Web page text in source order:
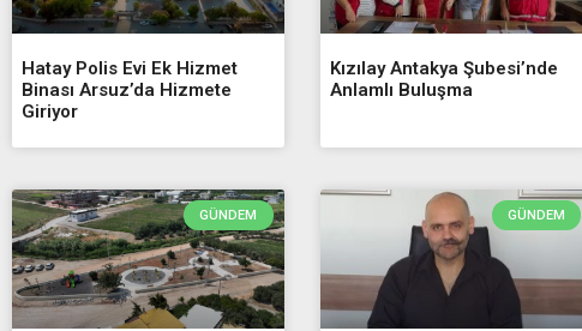
Hatay Polis Evi Ek Hizmet
Binası Arsuz’da Hizmete
Giriyor
Kızılay Antakya Şubesi’nde
Anlamlı Buluşma
GÜNDEM GÜNDEM